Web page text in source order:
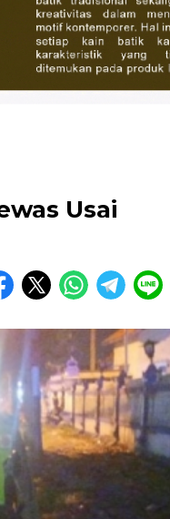
Usai